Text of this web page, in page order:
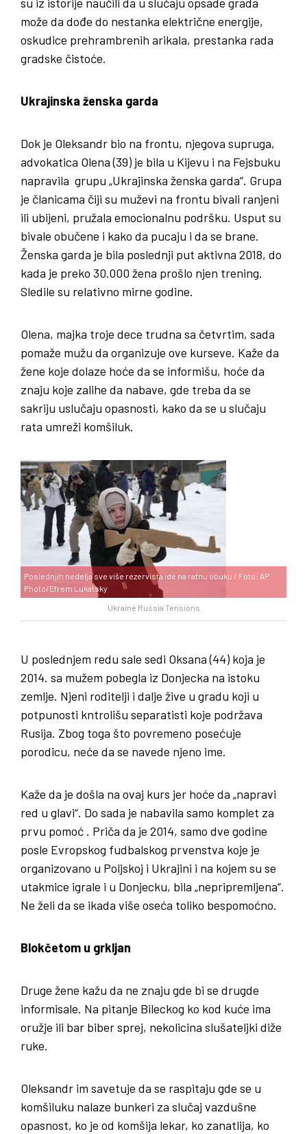
su iz istorije naučili da u slučaju opsade grada
može da dođe do nestanka električne energije,
oskudice prehrambrenih arikala, prestanka rada
gradske čistoće.
Ukrajinska ženska garda
Dok je Oleksandr bio na frontu, njegova supruga,
advokatica Olena (39) je bila u Kijevu i na Fejsbuku
napravila grupu „Ukrajinska ženska garda“. Grupa
je članicama čiji su muževi na frontu bivali ranjeni
ili ubijeni, pružala emocionalnu podršku. Usput su
bivale obučene i kako da pucaju i da se brane.
Ženska garda je bila poslednji put aktivna 2018, do
kada je preko 30.000 žena prošlo njen trening.
Sledile su relativno mirne godine.
Olena, majka troje dece trudna sa četvrtim, sada
pomaže mužu da organizuje ove kurseve. Kaže da
žene koje dolaze hoće da se informišu, hoće da
znaju koje zalihe da nabave, gde treba da se
sakriju uslučaju opasnosti, kako da se u slučaju
rata umreži komšiluk.
Ukraine Russia Tensions
Poslednjih nedelja sve više rezervista ide na ratnu obuku / Foto: AP
Photo/Efrem Lukatsky
U poslednjem redu sale sedi Oksana (44) koja je
2014. sa mužem pobegla iz Donjecka na istoku
zemlje. Njeni roditelji i dalje žive u gradu koji u
potpunosti kntrolišu separatisti koje podržava
Rusija. Zbog toga što povremeno posećuje
porodicu, neće da se navede njeno ime.
Kaže da je došla na ovaj kurs jer hoće da „napravi
red u glavi“. Do sada je nabavila samo komplet za
prvu pomoć . Priča da je 2014, samo dve godine
posle Evropskog fudbalskog prvenstva koje je
organizovano u Poljskoj i Ukrajini i na kojem su se
utakmice igrale i u Donjecku, bila „nepripremljena“.
Ne želi da se ikada više oseća toliko bespomoćno.
Blokčetom u grkljan
Druge žene kažu da ne znaju gde bi se drugde
informisale. Na pitanje Bileckog ko kod kuće ima
oružje ili bar biber sprej, nekolicina slušateljki diže
ruke.
Oleksandr im savetuje da se raspitaju gde se u
komšiluku nalaze bunkeri za slučaj vazdušne
opasnost, ko je od komšija lekar, ko zanatlija, ko